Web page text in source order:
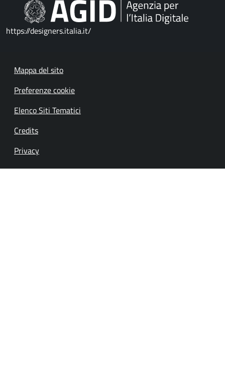
https://designers.italia.it/
Mappa del sito
Preferenze cookie
Elenco Siti Tematici
Credits
Privacy